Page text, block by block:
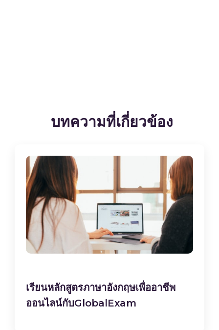
บทความที่เกี่ยวข้อง
เรียนหลักสูตรภาษาอังกฤษเพื่ออาชีพ
ออนไลน์กับGlobalExam